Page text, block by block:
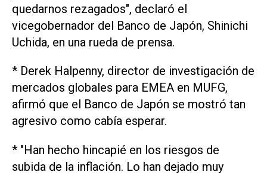
quedarnos rezagados", declaró el
vicegobernador del Banco de Japón, Shinichi
Uchida, en una rueda de prensa.
* Derek Halpenny, director ​de investigación ‌de
mercados globales para EMEA en MUFG,
afirmó que el Banco de Japón se mostró tan
agresivo como cabía esperar.
* "Han hecho hincapié en los riesgos de
subida de la inflación. Lo han dejado muy